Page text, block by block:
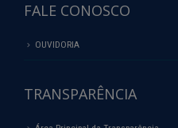
FALE CONOSCO
OUVIDORIA
TRANSPARÊNCIA